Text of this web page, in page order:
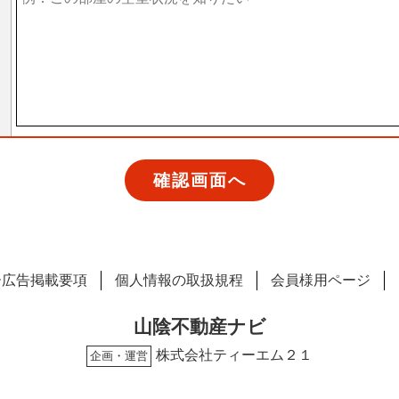
告掲載要項 個人情報の取扱規程 会員様用ページ
山陰不動産ナビ
企画・運営 株式会社ティーエム２１